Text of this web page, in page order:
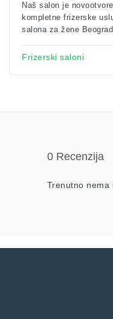
Naš salon je
kompletne frizerske
salona za žene
Frizerski saloni
0 Recenzija
Trenutno nema